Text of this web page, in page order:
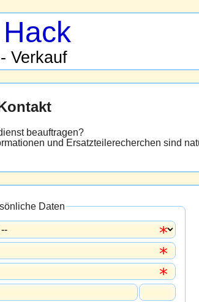
Hack
Verkauf
beauftragen?
und Ersatzteilerecherchen sind
Daten